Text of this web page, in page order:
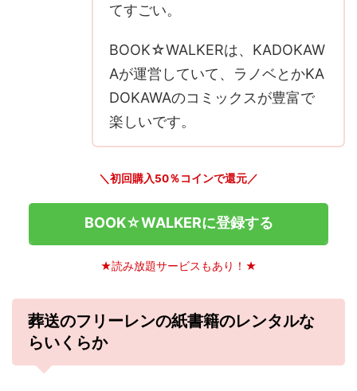
てすごい。
BOOK☆WALKERは、KADOKAW
Aが運営していて、ラノベとかKA
DOKAWAのコミックスが豊富で
楽しいです。
＼初回購入50％コインで還元／
BOOK☆WALKERに登録する
★読み放題サービスもあり！★
葬送のフリーレンの紙書籍のレンタルな
らいくらか